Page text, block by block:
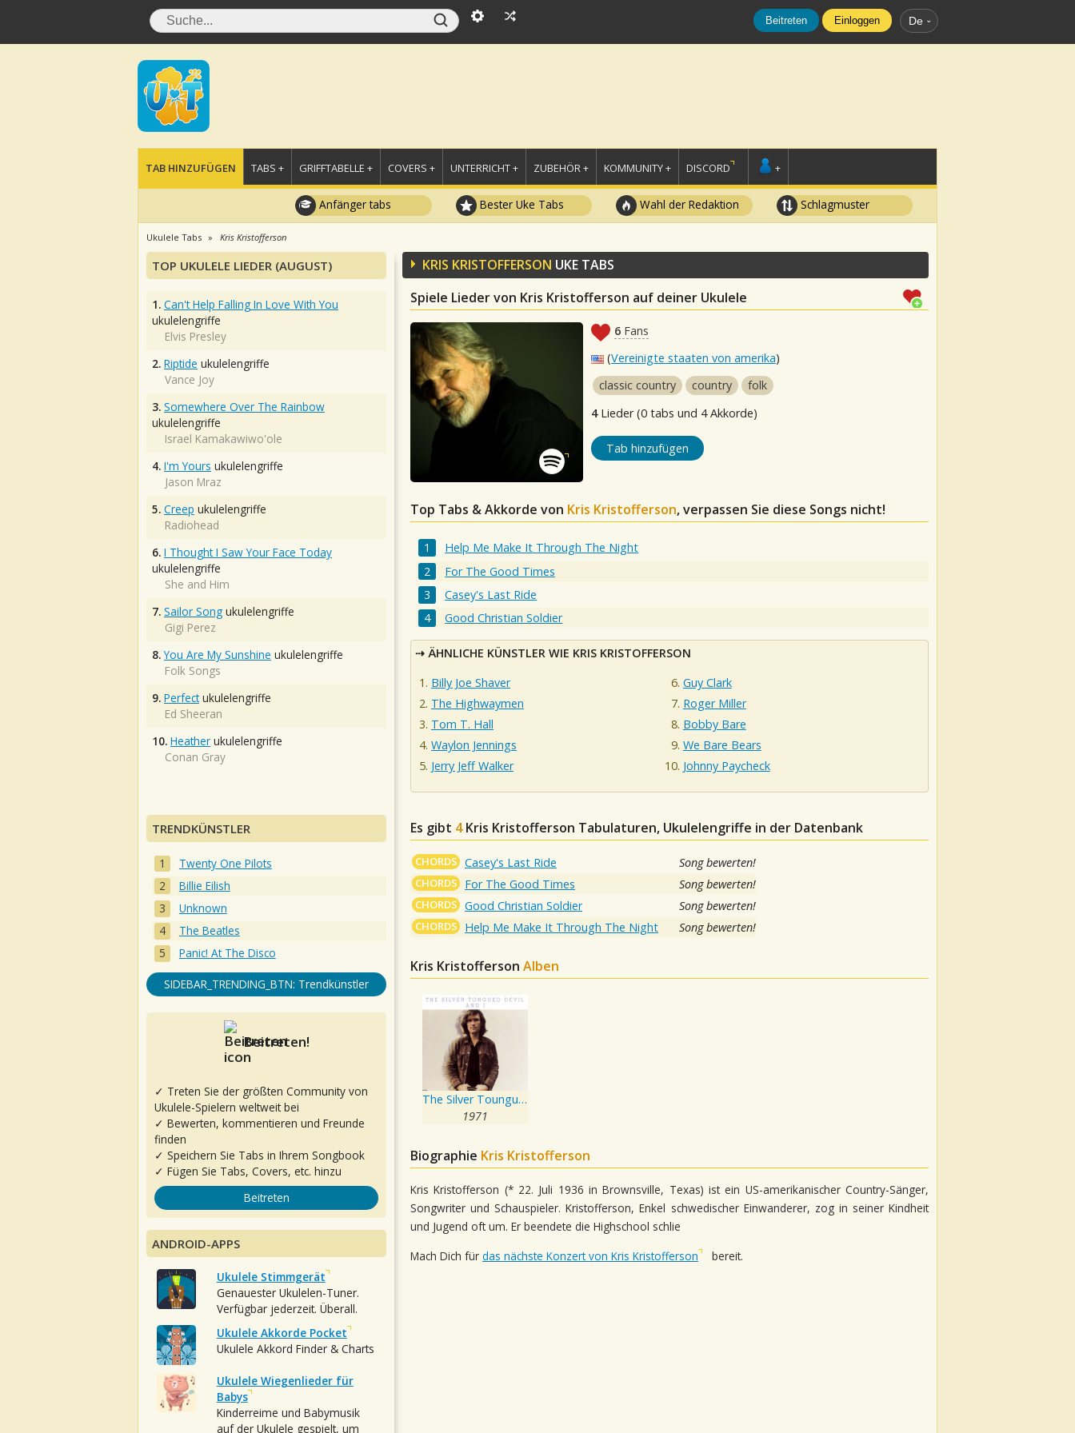
Beitreten Einloggen De
TAB HINZUFÜGEN TABS + GRIFFTABELLE + COVERS + UNTERRICHT + ZUBEHÖR + KOMMUNITY + DISCORD +
Anfänger tabs Bester Uke Tabs Wahl der Redaktion Schlagmuster
Ukulele Tabs Kris Kristofferson
KRIS KRISTOFFERSON UKE TABS
Spiele Lieder von Kris Kristofferson auf deiner Ukulele
6 Fans
(Vereinigte staaten von amerika)
classic country
country
folk
4Lieder (0 tabs und 4 Akkorde)
Tab hinzufügen
Top Tabs & Akkorde von Kris Kristofferson, verpassen Sie diese Songs nicht!
Help Me Make It Through The Night
For The Good Times
Casey's Last Ride
Good Christian Soldier
ÄHNLICHE KÜNSTLER WIE KRIS KRISTOFFERSON
Billy Joe Shaver
The Highwaymen
Tom T. Hall
Waylon Jennings
Jerry Jeff Walker
Guy Clark
Roger Miller
Bobby Bare
We Bare Bears
Johnny Paycheck
Es gibt 4 Kris Kristofferson Tabulaturen, Ukulelengriffe in der Datenbank
CHORDS Casey's Last Ride Song bewerten!
CHORDS For The Good Times Song bewerten!
CHORDS Good Christian Soldier Song bewerten!
CHORDS Help Me Make It Through The Night Song bewerten!
Kris Kristofferson Alben
The Silver Toungued Devil And I
1971
Biographie Kris Kristofferson
Kris Kristofferson (* 22. Juli 1936 in Brownsville, Texas) ist ein US-amerikanischer Country-Sänger,
Songwriter und Schauspieler. Kristofferson, Enkel schwedischer Einwanderer, zog in seiner Kindheit
und Jugend oft um. Er beendete die Highschool schlie
Mach Dich für das nächste Konzert von Kris Kristofferson bereit.
TOP UKULELE LIEDER (AUGUST)
1. Can't Help Falling In Love With You
ukulelengriffe
Elvis Presley
2. Riptide ukulelengriffe
Vance Joy
3. Somewhere Over The Rainbow
ukulelengriffe
Israel Kamakawiwo'ole
4. I'm Yours ukulelengriffe
Jason Mraz
5. Creep ukulelengriffe
Radiohead
6. I Thought I Saw Your Face Today
ukulelengriffe
She and Him
7. Sailor Song ukulelengriffe
Gigi Perez
8. You Are My Sunshine ukulelengriffe
Folk Songs
9. Perfectukulelengriffe
Ed Sheeran
10. Heather ukulelengriffe
Conan Gray
TRENDKÜNSTLER
Twenty One Pilots
Billie Eilish
Unknown
The Beatles
Panic! At The Disco
SIDEBAR_TRENDING_BTN: Trendkünstler
Beitreten!
✓ Treten Sie der größten Community von
Ukulele-Spielern weltweit bei
✓ Bewerten, kommentieren und Freunde
finden
✓ Speichern Sie Tabs in Ihrem Songbook
✓ Fügen Sie Tabs, Covers, etc. hinzu
Beitreten
ANDROID-APPS
Ukulele Stimmgerät
Genauester Ukulelen-Tuner.
Verfügbar jederzeit. Überall.
Ukulele Akkorde Pocket
Ukulele Akkord Finder & Charts
Ukulele Wiegenlieder für
Babys
Kinderreime und Babymusik
auf der Ukulele gespielt, um